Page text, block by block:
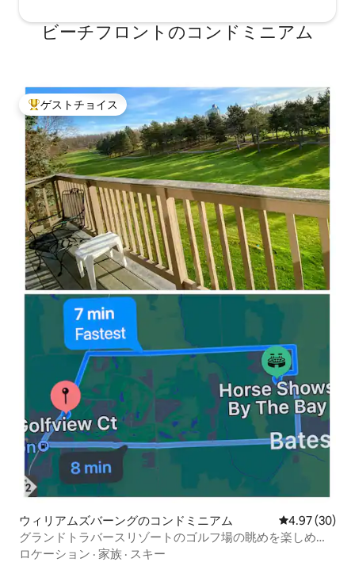
ビーチフロントのコンドミニアム
大好評のゲストチョイスです。
ゲストチョイス
ウィリアムズバーングのコンドミニアム レビュー30
4.97 (30)
グランドトラバースリゾートのゴルフ場の眺めを楽しめる
コンドミニアム
ロケーション · 家族 · スキー